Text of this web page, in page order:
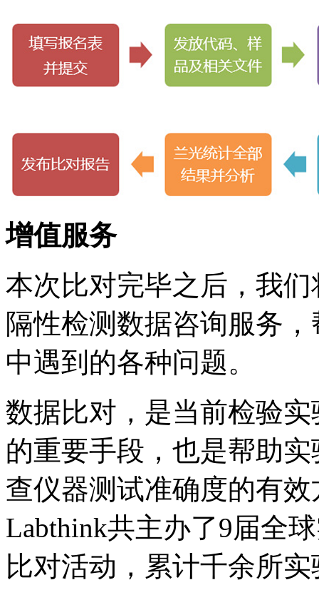
增值服务
本次比对完毕之后，我
隔性检测数据咨询服务
中遇到的各种问题。
数据比对，是当前检验
的重要手段，也是帮助
查仪器测试准确度的有
Labthink共主办了9届全
比对活动，累计千余所